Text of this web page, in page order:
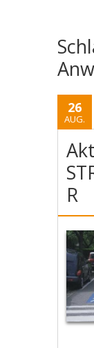
26
AUG.
R